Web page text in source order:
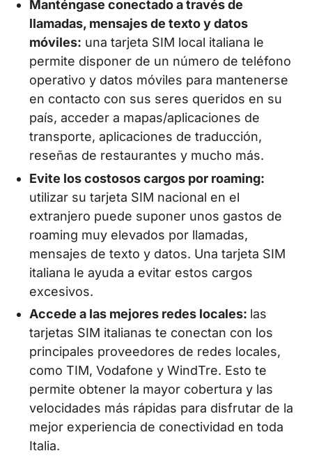
Manténgase conectado a través de
llamadas, mensajes de texto y datos
móviles: una tarjeta SIM local italiana le
permite disponer de un número de teléfono
operativo y datos móviles para mantenerse
en contacto con sus seres queridos en su
país, acceder a mapas/aplicaciones de
transporte, aplicaciones de traducción,
reseñas de restaurantes y mucho más.
Evite los costosos cargos por roaming:
utilizar su tarjeta SIM nacional en el
extranjero puede suponer unos gastos de
roaming muy elevados por llamadas,
mensajes de texto y datos. Una tarjeta SIM
italiana le ayuda a evitar estos cargos
excesivos.
Accede a las mejores redes locales: las
tarjetas SIM italianas te conectan con los
principales proveedores de redes locales,
como TIM, Vodafone y WindTre. Esto te
permite obtener la mayor cobertura y las
velocidades más rápidas para disfrutar de la
mejor experiencia de conectividad en toda
Italia.